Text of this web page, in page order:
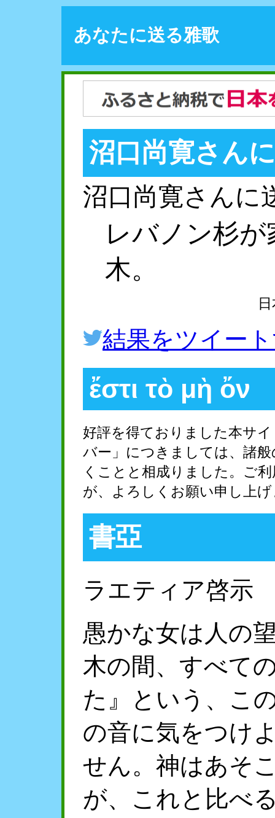
あなたに送る雅歌
沼口尚寛さん
沼口尚寛さんに
レバノン杉
木。
結果をツイー
ἔστι τὸ μὴ ὄν
好評を得ておりました本サ
バー」につきましては、諸
くことと相成りました。ご
が、よろしくお願い申し上
書亞
ラエティア啓示
愚かな女は人の
木の間、すべて
た』という、こ
の音に気をつけ
せん。神はあそ
が、これと比べ